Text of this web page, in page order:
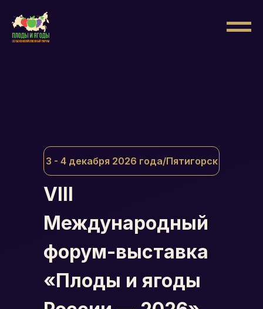
3 - 4 декабря 2026 года/Пятигорск
VIII
Международный
форум-выставка
«Плоды и ягоды